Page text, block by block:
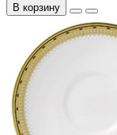
В корзину